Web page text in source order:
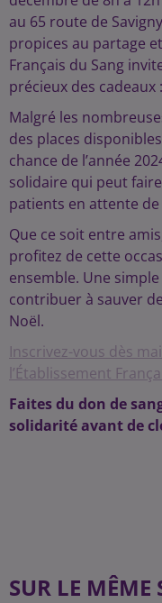
au 65 route de
propices au partage
Français du Sang
précieux des cadeaux
Malgré les
des places
chance de l’année
solidaire qui peut
patients en attente
Que ce soit entre
profitez de cette
ensemble. Une
contribuer à sauver
Noël.
Inscrivez-vous dès
l’Établissement
Faites du don de
solidarité avant de
SUR LE MÊME